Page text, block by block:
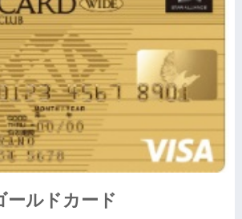
ルドカード